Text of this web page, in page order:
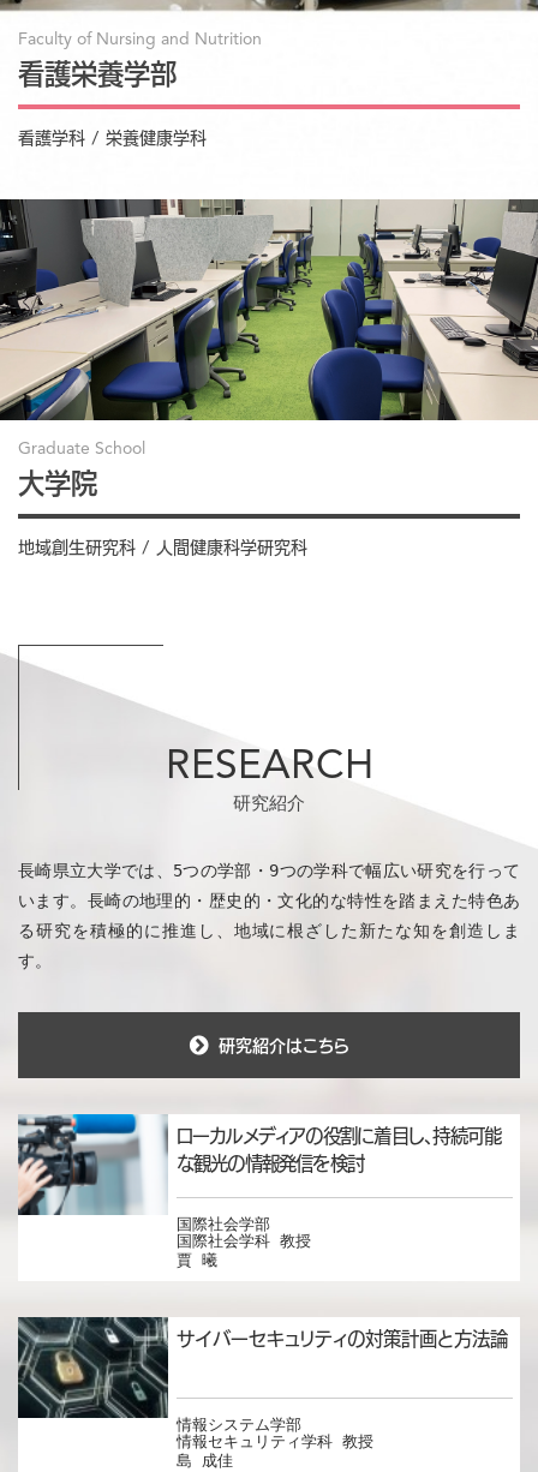
Faculty of Nursing and Nutrition
看護栄養学部
看護学科 / 栄養健康学科
Graduate School
大学院
地域創生研究科 / 人間健康科学研究科
RESEARCH
研究紹介
長崎県立大学では、5つの学部・9つの学科で幅広い研究を行って
います。長崎の地理的・歴史的・文化的な特性を踏まえた特色あ
る研究を積極的に推進し、地域に根ざした新たな知を創造しま
す。
研究紹介はこちら
ローカルメディアの役割に着目し、持続可能
な観光の情報発信を検討
国際社会学部
国際社会学科 教授
賈 曦
サイバーセキュリティの対策計画と方法論
情報システム学部
情報セキュリティ学科 教授
島 成佳